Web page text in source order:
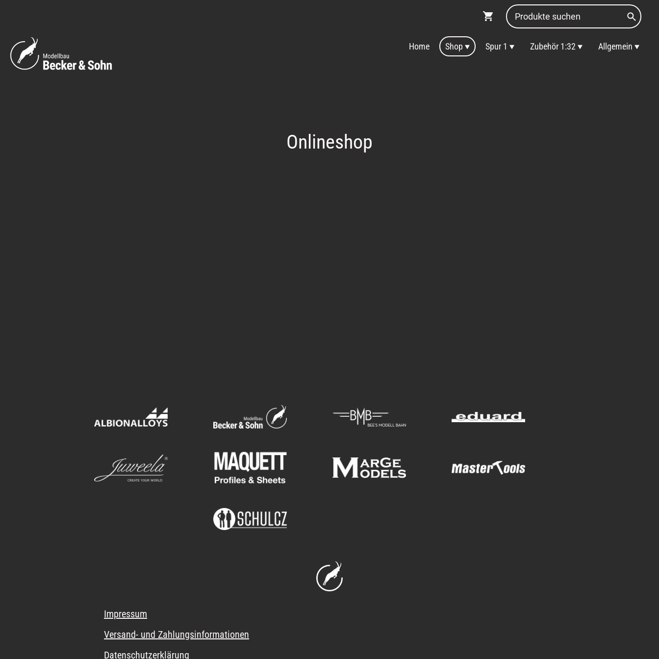
Home Shop Spur 1 Zubehör 1:32 Allgemein
Onlineshop
Impressum
Versand- und Zahlungsinformationen
Datenschutzerklärung